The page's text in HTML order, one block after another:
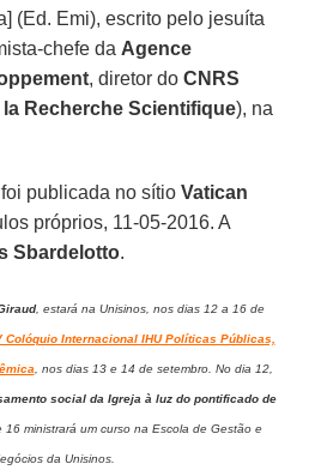
(Ed. Emi), escrito pelo jesuíta
chefe da Agence
, diretor doCNRS
Recherche Scientifique), na
publicada no sítioVatican
próprios, 11-05-2016. A
Sbardelotto.
, estará na Unisinos, nos dias 12 a 16 de
Colóquio Internacional IHU Políticas Públicas,
, nos dias 13 e 14 de setembro. No dia 12,
social da Igreja à luz do pontificado de
ministrará um curso na Escola de Gestão e
da Unisinos.